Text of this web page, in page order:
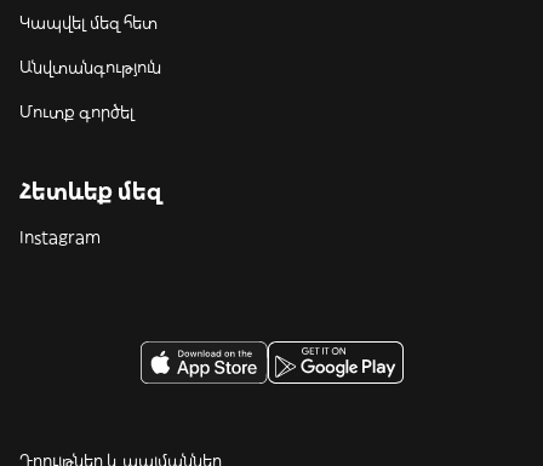
Կապվել մեզ հետ
Անվտանգություն
Մուտք գործել
Հետևեք մեզ
Instagram
Դրույթներ և պայմաններ